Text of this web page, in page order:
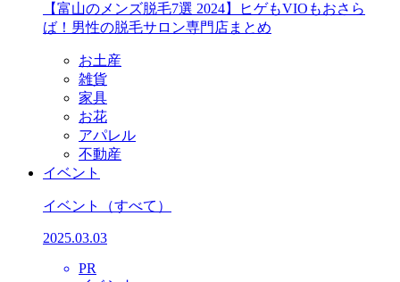
【富山のメンズ脱毛7選 2024】ヒゲもVIOもおさら
ば！男性の脱毛サロン専門店まとめ
お土産
雑貨
家具
お花
アパレル
不動産
イベント
イベント （すべて）
2025.03.03
PR